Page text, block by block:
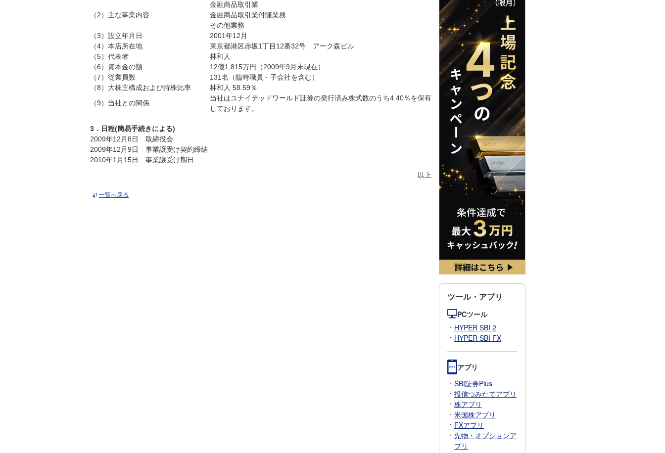
（2）主な事業内容
金融商品取引業
金融商品取引業付随業務
その他業務
（3）設立年月日
2001年12月
（4）本店所在地
東京都港区赤坂1丁目12番32号 アーク森ビル
（5）代表者
林和人
（6）資本金の額
12億1,815万円（2009年9月末現在）
（7）従業員数
131名（臨時職員・子会社を含む）
（8）大株主構成および持株比率
林和人 58.59％
（9）当社との関係
当社はユナイテッドワールド証券の発行済み株式数のうち4.40％を保有
しております。
3．日程(簡易手続きによる)
2009年12月8日 取締役会
2009年12月9日 事業譲受け契約締結
2010年1月15日 事業譲受け期日
以上
一覧へ戻る
ツール・アプリ
PCツール
HYPER SBI 2
HYPER SBI FX
アプリ
SBI証券Plus
投信つみたてアプリ
株アプリ
米国株アプリ
FXアプリ
先物・オプションア
プリ